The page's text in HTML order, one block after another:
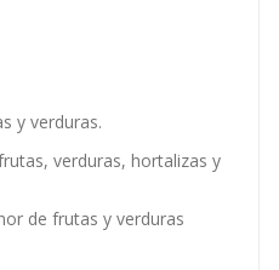
y verduras.
verduras, hortalizas y
de frutas y verduras